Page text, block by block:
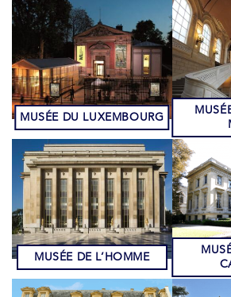
MUSÉE DU LUXEMBOURG
MUSÉE DE L’HOMME